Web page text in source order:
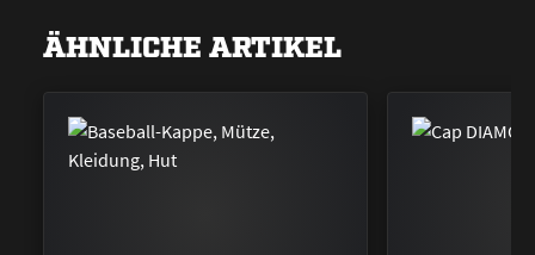
ÄHNLICHE ARTIKEL